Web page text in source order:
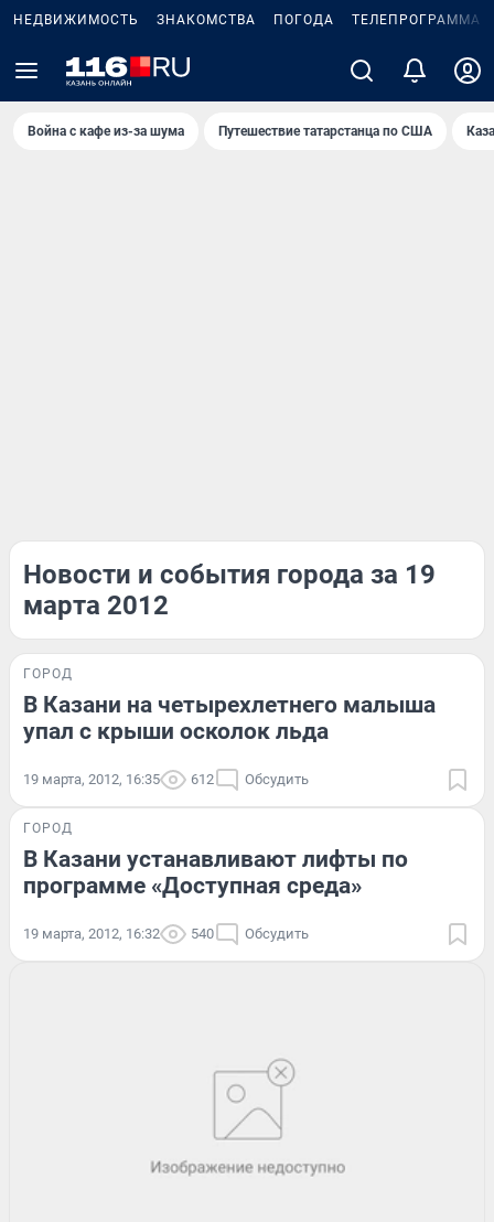
НЕДВИЖИМОСТЬ ЗНАКОМСТВА ПОГОДА ТЕЛЕПРОГРАММА
Война с кафе из-за шума Путешествие татарстанца по США
Новости и события города за 19
марта 2012
ГОРОД
В Казани на четырехлетнего малыша
упал с крыши осколок льда
19 марта, 2012, 16:35 612 Обсудить
ГОРОД
В Казани устанавливают лифты по
программе «Доступная среда»
19 марта, 2012, 16:32 540 Обсудить